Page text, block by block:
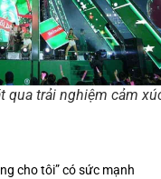
qua trải nghiệm cảm
cho tôi” có sức mạnh